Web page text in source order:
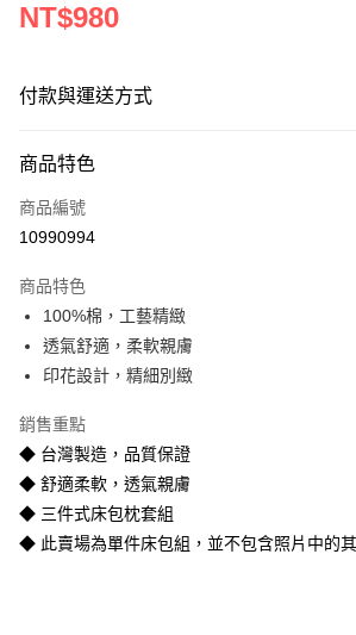
NT$980
付款與運送方式
信用卡一次付款
LINE Pay
街口支付
悠遊付
全盈+PAY
AFTEE先享後付
相關說明
【關於「AFTEE先享後付」】
商品特色
商品編號
10990994
商品特色
100%棉，工藝精緻
透氣舒適，柔軟親膚
印花設計，精細別緻
銷售重點
◆ 台灣製造，品質保證
◆ 舒適柔軟，透氣親膚
◆ 三件式床包枕套組
◆ 此賣場為單件床包組，並不包含照片中的